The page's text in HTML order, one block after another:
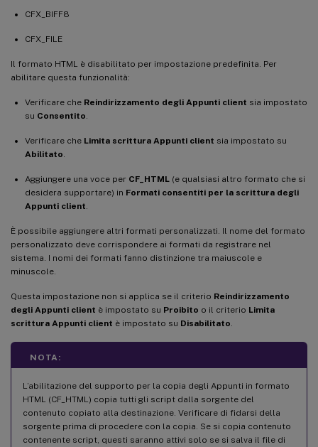
CFX_BIFF8
CFX_FILE
Il formato HTML è disabilitato per impostazione predefinita. Per
abilitare questa funzionalità:
Verificare che Reindirizzamento degli Appunti client sia impostato
su Consentito
Verificare che Limita scrittura Appunti client sia impostato su
Abilitato
Aggiungere una voce per CF_HTML (e qualsiasi altro formato che si
desidera supportare) in Formati consentiti per la scrittura degli
Appunti client
È possibile aggiungere altri formati personalizzati. Il nome del formato
personalizzato deve corrispondere ai formati da registrare nel
sistema. I nomi dei formati fanno distinzione tra maiuscole e
minuscole.
Questa impostazione non si applica se il criterio Reindirizzamento
degli Appunti client è impostato su Proibito o il criterio Limita
scrittura Appunti client è impostato su Disabilitato
NOTA:
L’abilitazione del supporto per la copia degli Appunti in formato
HTML (CF_HTML) copia tutti gli script dalla sorgente del
contenuto copiato alla destinazione. Verificare di fidarsi della
sorgente prima di procedere con la copia. Se si copia contenuto
contenente script, questi saranno attivi solo se si salva il file di